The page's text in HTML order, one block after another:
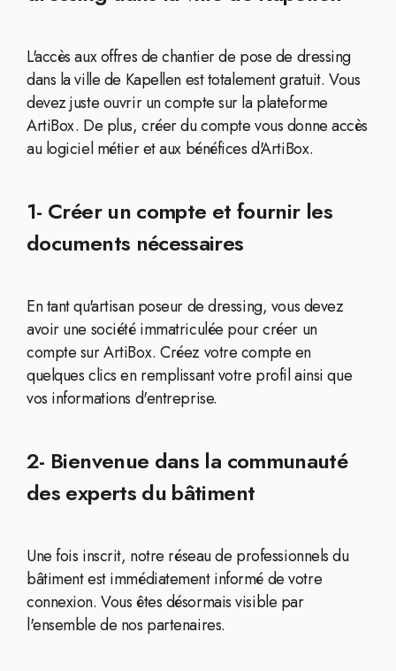
L'accès aux offres de chantier de pose de dressing
dans la ville de Kapellen est totalement gratuit. Vous
devez juste ouvrir un compte sur la plateforme
ArtiBox. De plus, créer du compte vous donne accès
au logiciel métier et aux bénéfices d'ArtiBox.
1- Créer un compte et fournir les
documents nécessaires
En tant qu'artisan poseur de dressing, vous devez
avoir une société immatriculée pour créer un
compte sur ArtiBox. Créez votre compte en
quelques clics en remplissant votre profil ainsi que
vos informations d'entreprise.
2- Bienvenue dans la communauté
des experts du bâtiment
Une fois inscrit, notre réseau de professionnels du
bâtiment est immédiatement informé de votre
connexion. Vous êtes désormais visible par
l'ensemble de nos partenaires.